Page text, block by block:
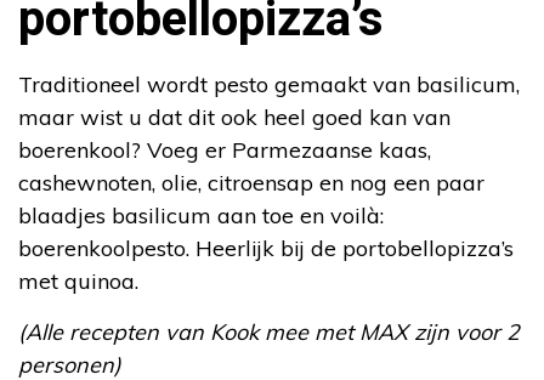
portobellopizza’s
Traditioneel wordt pesto gemaakt van basilicum,
maar wist u dat dit ook heel goed kan van
boerenkool? Voeg er Parmezaanse kaas,
cashewnoten, olie, citroensap en nog een paar
blaadjes basilicum aan toe en voilà:
boerenkoolpesto. Heerlijk bij de portobellopizza’s
met quinoa.
(Alle recepten van Kook mee met MAX zijn voor 2
personen)